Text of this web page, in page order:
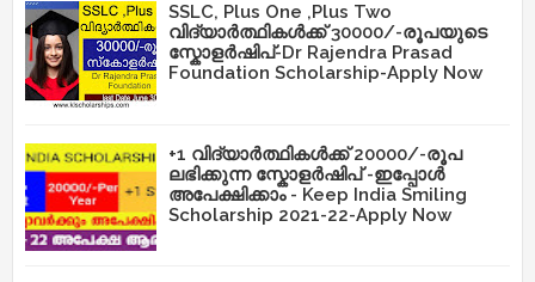
SSLC, Plus One ,Plus Two
വിദ്യാർത്ഥികൾക്ക് 30000/-രൂപയുടെ
സ്കോളർഷിപ്-Dr Rajendra Prasad
Foundation Scholarship-Apply Now
+1 വിദ്യാർത്ഥികൾക്ക് 20000/-രൂപ
ലഭിക്കുന്ന സ്കോളർഷിപ് -ഇപ്പോൾ
അപേക്ഷിക്കാം - Keep India Smiling
Scholarship 2021-22-Apply Now